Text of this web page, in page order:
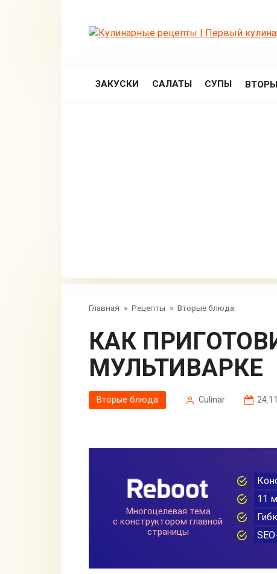
ЗАКУСКИ САЛАТЫ СУПЫ
Главная » Рецепты » Вторые блюда
КАК ПРИГОТОВИТЬ ПЛОВ В
МУЛЬТИВАРКЕ
Вторые блюда Сulinar